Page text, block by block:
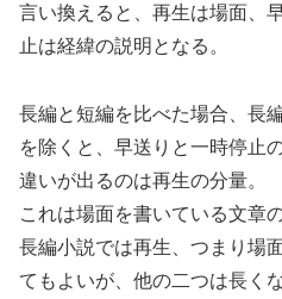
言い換えると、再生は場面、
止は経緯の説明となる。
長編と短編を比べた場合、長
を除くと、早送りと一時停止
違いが出るのは再生の分量。
これは場面を書いている文章の
長編小説では再生、つまり場
てもよいが、他の二つは長く